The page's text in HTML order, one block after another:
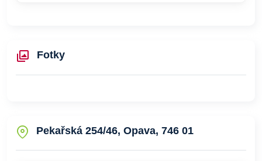
Fotky
Pekařská 254/46, Opava, 746 01